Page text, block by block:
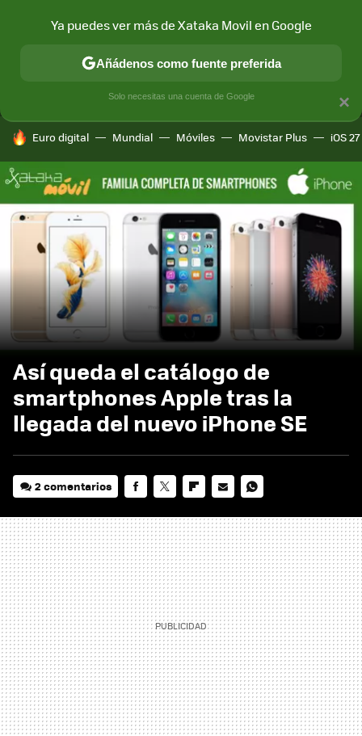
MÓVIL Y SOCIEDAD APLICACIONES
HOY SE HABLA DE
Euro digital Mundial Móviles Movistar Plus iOS 27
Así queda el catálogo de
smartphones Apple tras la
llegada del nuevo iPhone SE
2 comentarios
MAIL
×
Ya puedes ver más de Xataka Movil en Google
Añádenos como fuente preferida
Solo necesitas una cuenta de Google